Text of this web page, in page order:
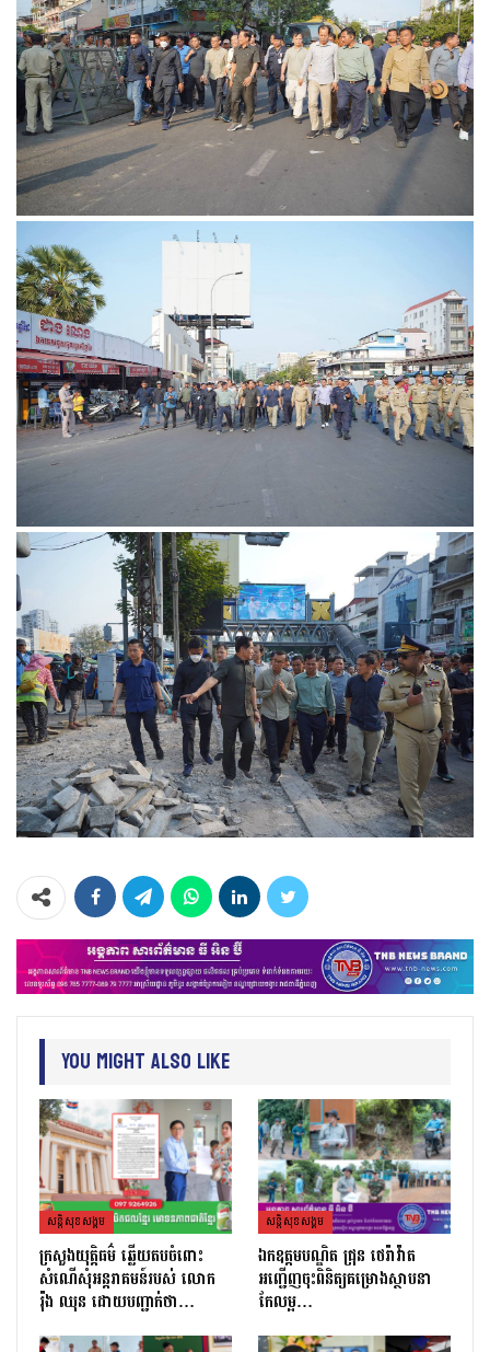
You Might Also Like
សន្តិសុខសង្គម
ក្រសួងយុត្តិធម៌ ឆ្លើយតបចំពោះ
សំណើសុំអន្តរាគមន៍របស់ លោក
រ៉ុង ឈុន ដោយបញ្ជាក់ថា…
សន្តិសុខសង្គម
ឯកឧត្តមបណ្ឌិត ជ្រុន ថេរ៉ាវ៉ាត
អញ្ជើញចុះពិនិត្យគម្រោងស្ថាបនា
កែលម្អ…